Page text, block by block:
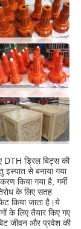
ड्रिल बिट्स की
इस्पात से बनाया गया
किया गया है, गर्मी
के लिए सतह
किया जाता है।ये
के लिए तैयार किए गए
जीवन और प्रवेश की